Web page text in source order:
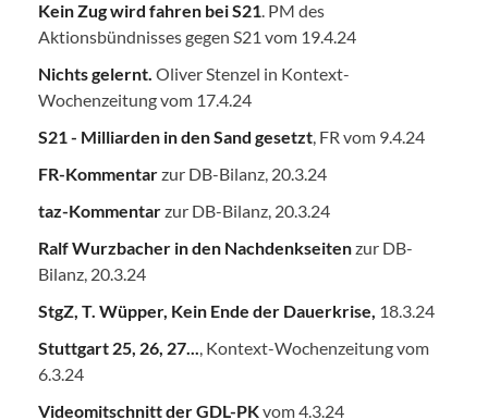
Kein Zug wird fahren bei S21 . PM des
Aktionsbündnisses gegen S21 vom 19.4.24
Nichts gelernt. Oliver Stenzel in Kontext-
Wochenzeitung vom 17.4.24
S21 - Milliarden in den Sand gesetzt , FR vom 9.4.24
FR-Kommentarzur DB-Bilanz, 20.3.24
taz-Kommentarzur DB-Bilanz, 20.3.24
Ralf Wurzbacher in den Nachdenkseitenzur DB-
Bilanz, 20.3.24
StgZ, T. Wüpper, Kein Ende der Dauerkrise, 18.3.24
Stuttgart 25, 26, 27...
, Kontext-Wochenzeitung vom
6.3.24
Videomitschnitt der GDL-PKvom 4.3.24